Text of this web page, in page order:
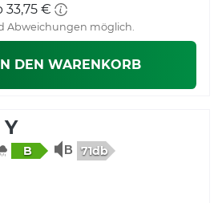
33,75 €
Abweichungen möglich.
IN DEN WARENKORB
Y
B 71db